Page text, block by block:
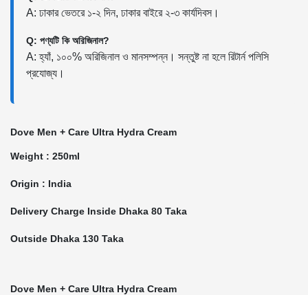
A: ঢাকার ভেতরে ১-২ দিন, ঢাকার বাইরে ২-৩ কার্যদিবস।
Q: পণ্যটি কি অরিজিনাল?
A: হ্যাঁ, ১০০% অরিজিনাল ও মানসম্পন্ন। সন্তুষ্ট না হলে রিটার্ন পলিসি
প্রযোজ্য।
Dove Men + Care Ultra Hydra Cream
Weight : 250ml
Origin : India
Delivery Charge Inside Dhaka 80 Taka
Outside Dhaka 130 Taka
Dove Men + Care Ultra Hydra Cream